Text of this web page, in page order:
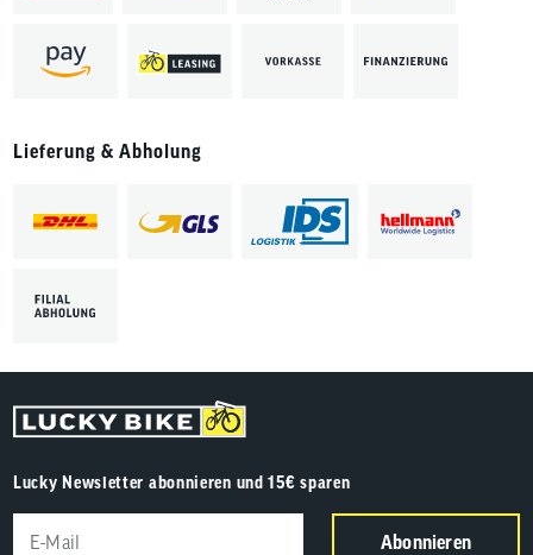
Lieferung & Abholung
Lucky Newsletter abonnieren und 15€ sparen
Abonnieren